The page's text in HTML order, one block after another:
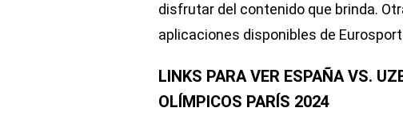
disfrutar del contenido que brinda.
aplicaciones disponibles de
LINKS PARA VER ESPAÑA VS.
OLÍMPICOS PARÍS 2024